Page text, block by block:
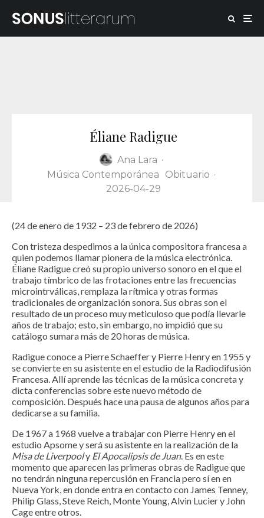
Éliane Radigue
Ana Lara ·
Música Contemporánea
Obituario ·
2026-04-29
(24 de enero de 1932 – 23 de febrero de 2026)
Con tristeza despedimos a la única compositora francesa a
quien podemos llamar pionera de la música electrónica.
Éliane Radigue creó su propio universo sonoro en el que el
trabajo tímbrico de las frotaciones entre las frecuencias
microintrválicas, remplaza la rítmica y otras formas
tradicionales de organización sonora. Sus obras son el
resultado de un proceso muy meticuloso que podía llevarle
años de trabajo; esto, sin embargo, no impidió que su
catálogo sumara más de 20 horas de música.
Radigue conoce a Pierre Schaeffer y Pierre Henry en 1955 y
se convierte en su asistente en el estudio de la Radiodifusión
Francesa. Allí aprende las técnicas de la música concreta y
dicta conferencias sobre este nuevo método de
composición. Después hace una pausa de algunos años para
dedicarse a su familia.
De 1967 a 1968 vuelve a trabajar con Pierre Henry en el
estudio Apsome y será su asistente en la realización de la
Misa de Liverpooly El Apocalipsis de Juan. Es en este
momento que aparecen las primeras obras de Radigue que
no tendrán ninguna repercusión en Francia pero sí en en
Nueva York, en donde entra en contacto con James Tenney,
Philip Glass, Steve Reich, Monte Young, Alvin Lucier y John
Cage entre otros.